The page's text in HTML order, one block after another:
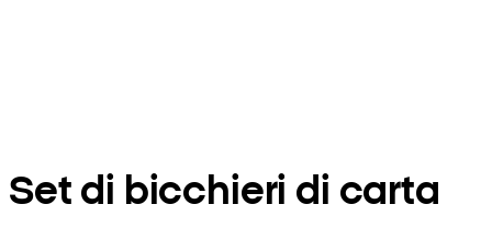
Set di bicchieri di carta